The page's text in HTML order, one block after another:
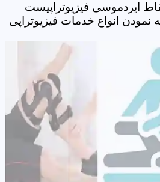
ایردموسی فیزیوتراپیست
نمودن انواع خدمات فیزیوتراپی